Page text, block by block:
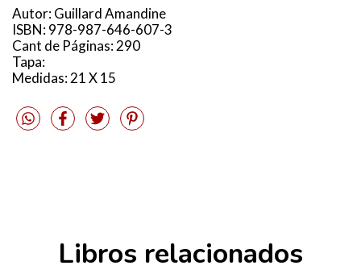
Autor: Guillard Amandine
ISBN: 978-987-646-607-3
Cant de Páginas: 290
Tapa:
Medidas: 21 X 15
Libros relacionados